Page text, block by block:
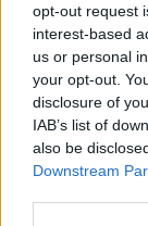
opt-out request
interest-based
us or personal
your opt-out.
disclosure of
IAB’s list of
also be
Downstream
ΡΟΗ
Η Ισπανία
ταξιδιώτες
08/08/2026